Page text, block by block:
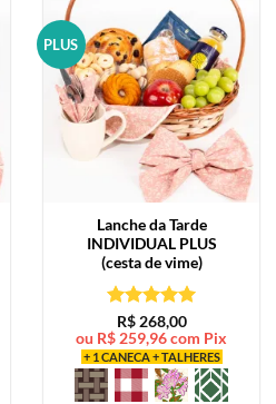
PLUS
Lanche da Tarde
INDIVIDUAL PLUS
(cesta de vime)
Avaliação5
de 5
R$268,00
ou R$ 259,96com Pix
+ 1 CANECA + TALHERES